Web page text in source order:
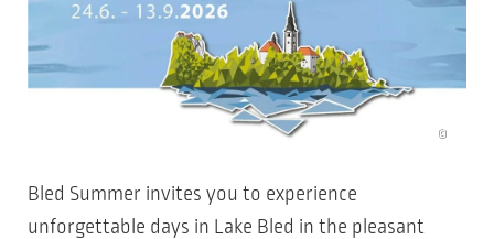
©
Bled Summer invites you to experience
unforgettable days in Lake Bled in the pleasant